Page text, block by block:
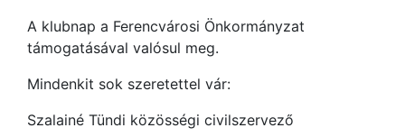
A klubnap a Ferencvárosi Önkormányzat
támogatásával valósul meg.
Mindenkit sok szeretettel vár:
Szalainé Tündi közösségi civilszervező